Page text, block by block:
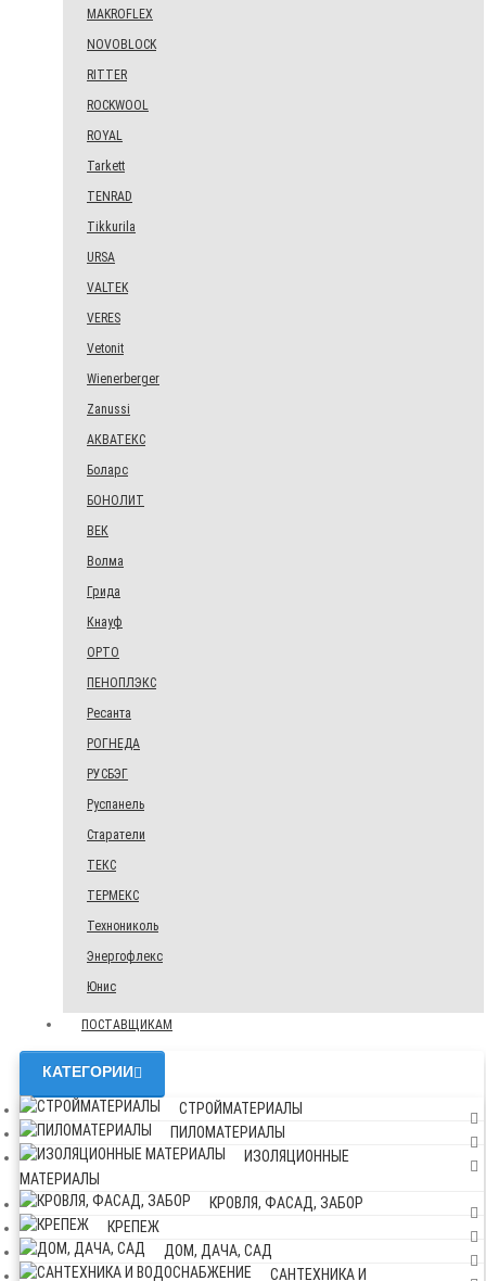
MAKROFLEX
NOVOBLOCK
RITTER
ROCKWOOL
ROYAL
Tarkett
TENRAD
Tikkurila
URSA
VALTEK
VERES
Vetonit
Wienerberger
Zanussi
АКВАТЕКС
Боларс
БОНОЛИТ
ВЕК
Волма
Грида
Кнауф
ОРТО
ПЕНОПЛЭКС
Ресанта
РОГНЕДА
РУСБЭГ
Руспанель
Старатели
ТЕКС
ТЕРМЕКС
Технониколь
Энергофлекс
Юнис
ПОСТАВЩИКАМ
КАТЕГОРИИ
СТРОЙМАТЕРИАЛЫ
ПИЛОМАТЕРИАЛЫ
ИЗОЛЯЦИОННЫЕ
МАТЕРИАЛЫ
КРОВЛЯ, ФАСАД, ЗАБОР
КРЕПЕЖ
ДОМ, ДАЧА, САД
САНТЕХНИКА И